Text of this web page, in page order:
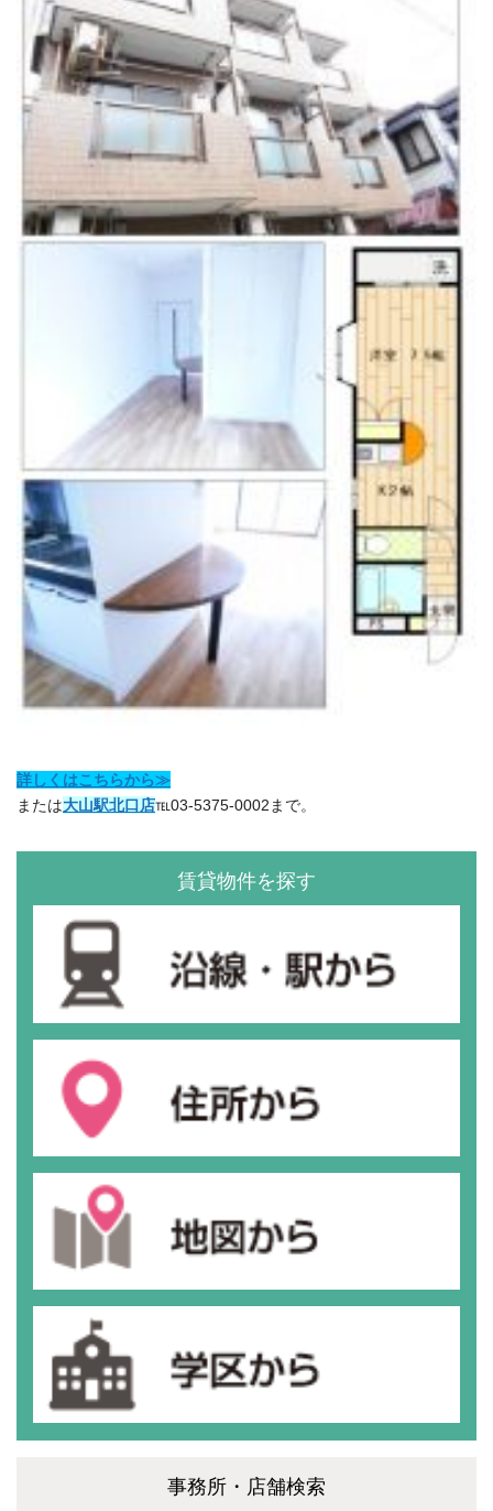
詳しくはこちらから≫
または大山駅北口店℡03-5375-0002まで。
賃貸物件を探す
事務所・店舗検索